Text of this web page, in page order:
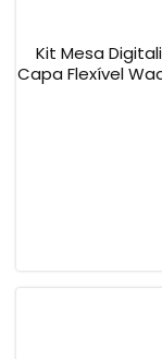
Kit Mesa
Capa Flexível